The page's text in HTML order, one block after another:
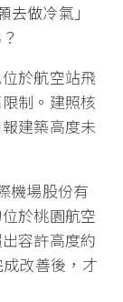
做冷氣」
於航空站飛
制。建照核
建築高度未
機場股份有
於桃園航空
容許高度約
改善後，才